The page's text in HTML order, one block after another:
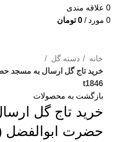
0 علاقه مندی
0 مورد /
0 تومان
خانه
دسته گل
خرید تاج گل ارسال به مسجد
t1846
بازگشت به محصولات
خرید تاج گل
حضرت ابوالفضل